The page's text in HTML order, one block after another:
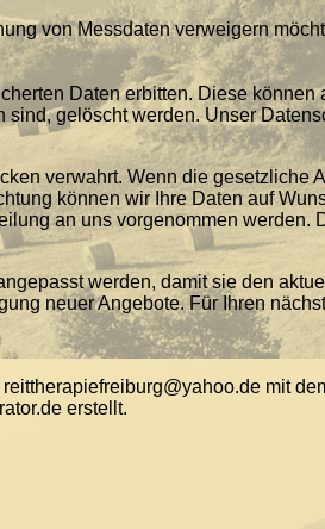
von Messdaten verweigern
Daten erbitten. Diese
gelöscht werden. Unser
verwahrt. Wenn die gesetzliche
können wir Ihre Daten auf
an uns vorgenommen werden.
werden, damit sie den
neuer Angebote. Für Ihren
mit
erstellt.